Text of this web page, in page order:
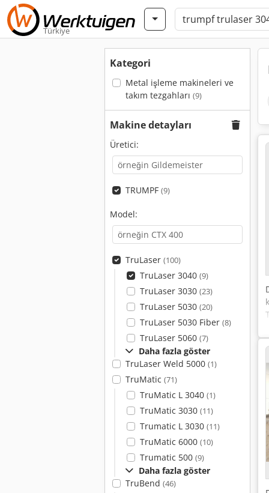
Türkiye
Kategori
Metal işleme makineleri ve
takım tezgahları (9)
Makine detayları
Üretici:
TRUMPF (9)
Model:
TruLaser (100)
TruLaser 3040 (9)
TruLaser 3030 (23)
TruLaser 5030 (20)
TruLaser 5030 Fiber (8)
TruLaser 5060 (7)
Daha fazla göster
TruLaser Weld 5000 (1)
TruMatic (71)
TruMatic L 3040 (1)
TruMatic 3030 (11)
Trumatic L 3030 (11)
TruMatic 6000 (10)
Trumatic 500 (9)
Daha fazla göster
TruBend (46)